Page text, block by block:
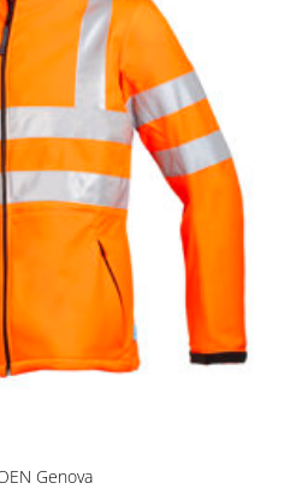
Genova